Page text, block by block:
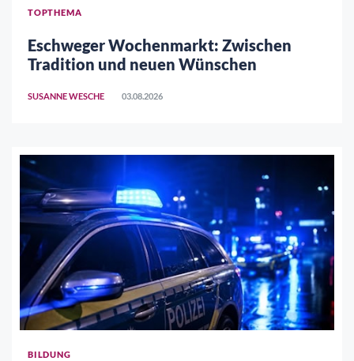
TOPTHEMA
Eschweger Wochenmarkt: Zwischen
Tradition und neuen Wünschen
SUSANNE WESCHE 03.08.2026
BILDUNG